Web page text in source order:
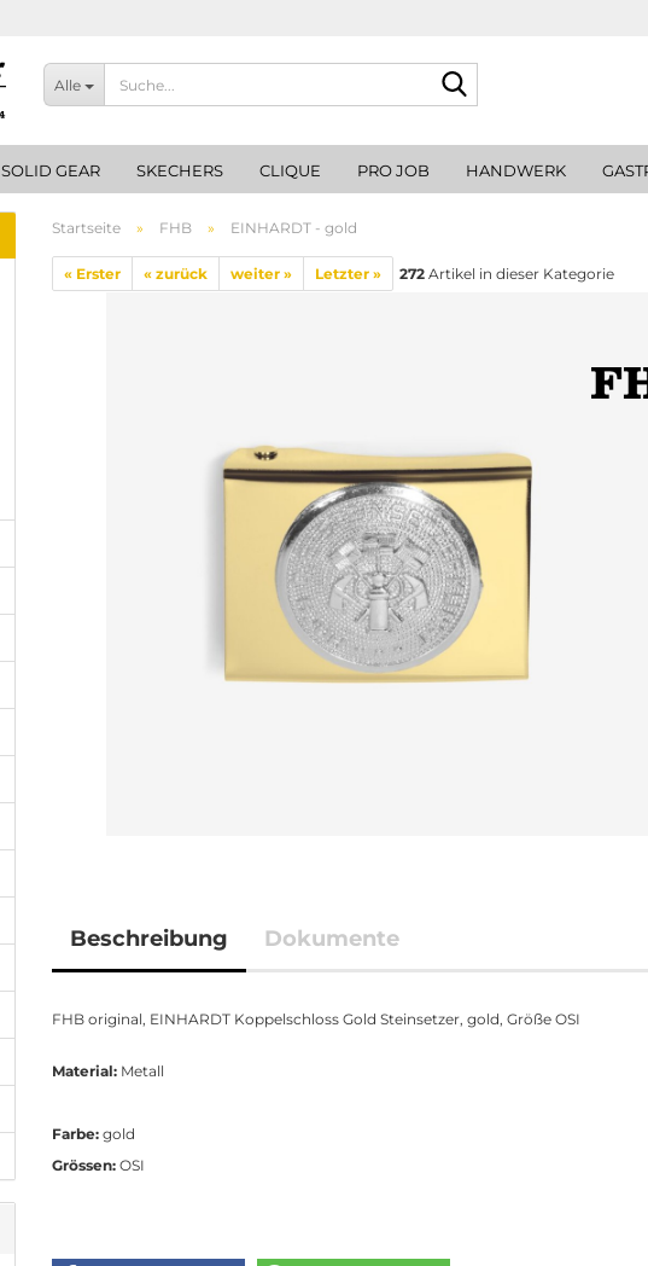
Alle
SOLID GEAR SKECHERS CLIQUE PRO JOB HANDWERK
Startseite » FHB » EINHARDT - gold
« Erster « zurück weiter » Letzter » 272 Artikel in dieser Kategorie
Beschreibung Dokumente
FHB original, EINHARDT Koppelschloss Gold Steinsetzer, gold, Größe OSI
Material: Metall
Farbe: gold
Grössen: OSI